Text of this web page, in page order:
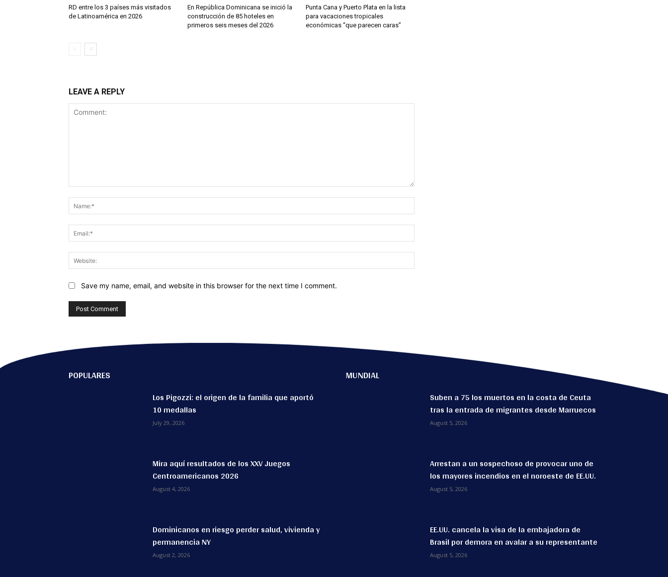
RD entre los 3 países más visitados
de Latinoamérica en 2026
En República Dominicana se inició la
construcción de 85 hoteles en
primeros seis meses del 2026
Punta Cana y Puerto Plata en la lista
para vacaciones tropicales
económicas “que parecen caras”
LEAVE A REPLY
Save my name, email, and website in this browser for the next time I comment.
POPULARES
Los Pigozzi: el origen de la familia que aportó
10 medallas
July 29, 2026
Mira aquí resultados de los XXV Juegos
Centroamericanos 2026
August 4, 2026
Dominicanos en riesgo perder salud, vivienda y
permanencia NY
August 2, 2026
MUNDIAL
Suben a 75 los muertos en la costa de Ceuta
tras la entrada de migrantes desde Marruecos
August 5, 2026
Arrestan a un sospechoso de provocar uno de
los mayores incendios en el noroeste de EE.UU.
August 5, 2026
EE.UU. cancela la visa de la embajadora de
Brasil por demora en avalar a su representante
August 5, 2026